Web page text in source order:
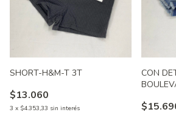
SHORT-H&M-T 3T
$13.060
3 x $4.353,33 sin interés
CON